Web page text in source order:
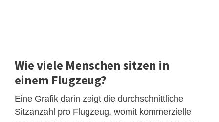
Wie viele Menschen sitzen in
einem Flugzeug?
Eine Grafik darin zeigt die durchschnittliche
Sitzanzahl pro Flugzeug, womit kommerzielle